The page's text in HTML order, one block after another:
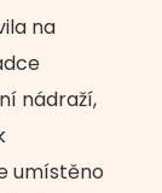
na
nádraží,
umístěno